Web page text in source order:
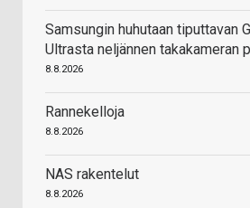
Samsungin huhutaan tiputtavan
Ultrasta neljännen takakameran
8.8.2026
Rannekelloja
8.8.2026
NAS rakentelut
8.8.2026